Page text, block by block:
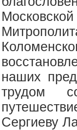
наших
трудом
Сергиеву